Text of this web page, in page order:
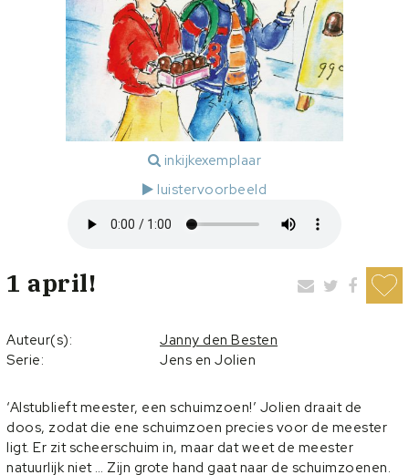
inkijkexemplaar
luistervoorbeeld
1 april!
Auteur(s):
Janny den Besten
Serie:
Jens en Jolien
‘Alstublieft meester, een schuimzoen!’ Jolien draait de
doos, zodat die ene schuimzoen precies voor de meester
ligt. Er zit scheerschuim in, maar dat weet de meester
natuurlijk niet … Zijn grote hand gaat naar de schuimzoenen.